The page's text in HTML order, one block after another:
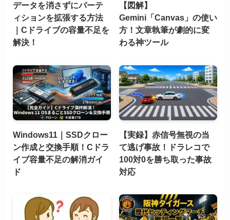
データを消さずにパーテ
ィションを拡張する方法
｜Cドライブの容量不足を
解決！
【図解】
Gemini「Canvas」の使い
方！文章執筆が劇的に変
わる神ツール
Windows11｜SSDクロー
ン作成と交換手順！Cドラ
イブ容量不足の解消ガイ
ド
【実録】赤信号無視の当
て逃げ事故！ドラレコで
100対0を勝ち取った事故
対応